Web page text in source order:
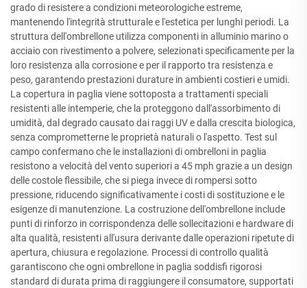
grado di resistere a condizioni meteorologiche estreme,
mantenendo l'integrità strutturale e l'estetica per lunghi periodi. La
struttura dell'ombrellone utilizza componenti in alluminio marino o
acciaio con rivestimento a polvere, selezionati specificamente per la
loro resistenza alla corrosione e per il rapporto tra resistenza e
peso, garantendo prestazioni durature in ambienti costieri e umidi.
La copertura in paglia viene sottoposta a trattamenti speciali
resistenti alle intemperie, che la proteggono dall'assorbimento di
umidità, dal degrado causato dai raggi UV e dalla crescita biologica,
senza comprometterne le proprietà naturali o l'aspetto. Test sul
campo confermano che le installazioni di ombrelloni in paglia
resistono a velocità del vento superiori a 45 mph grazie a un design
delle costole flessibile, che si piega invece di rompersi sotto
pressione, riducendo significativamente i costi di sostituzione e le
esigenze di manutenzione. La costruzione dell'ombrellone include
punti di rinforzo in corrispondenza delle sollecitazioni e hardware di
alta qualità, resistenti all'usura derivante dalle operazioni ripetute di
apertura, chiusura e regolazione. Processi di controllo qualità
garantiscono che ogni ombrellone in paglia soddisfi rigorosi
standard di durata prima di raggiungere il consumatore, supportati